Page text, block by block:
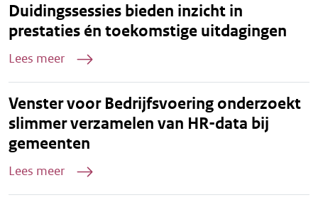
Duidingssessies bieden inzicht in
prestaties én toekomstige uitdagingen
Lees meer
Venster voor Bedrijfsvoering onderzoekt
slimmer verzamelen van HR-data bij
gemeenten
Lees meer